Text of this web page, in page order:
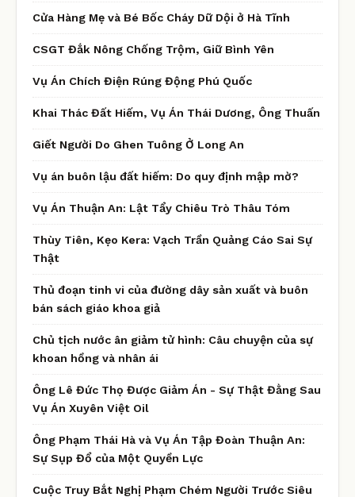
Cửa Hàng Mẹ và Bé Bốc Cháy Dữ Dội ở Hà Tĩnh
CSGT Đắk Nông Chống Trộm, Giữ Bình Yên
Vụ Án Chích Điện Rúng Động Phú Quốc
Khai Thác Đất Hiếm, Vụ Án Thái Dương, Ông Thuấn
Giết Người Do Ghen Tuông Ở Long An
Vụ án buôn lậu đất hiếm: Do quy định mập mờ?
Vụ Án Thuận An: Lật Tẩy Chiêu Trò Thâu Tóm
Thùy Tiên, Kẹo Kera: Vạch Trần Quảng Cáo Sai Sự
Thật
Thủ đoạn tinh vi của đường dây sản xuất và buôn
bán sách giáo khoa giả
Chủ tịch nước ân giảm tử hình: Câu chuyện của sự
khoan hồng và nhân ái
Ông Lê Đức Thọ Được Giảm Án - Sự Thật Đằng Sau
Vụ Án Xuyên Việt Oil
Ông Phạm Thái Hà và Vụ Án Tập Đoàn Thuận An:
Sự Sụp Đổ của Một Quyền Lực
Cuộc Truy Bắt Nghị Phạm Chém Người Trước Siêu